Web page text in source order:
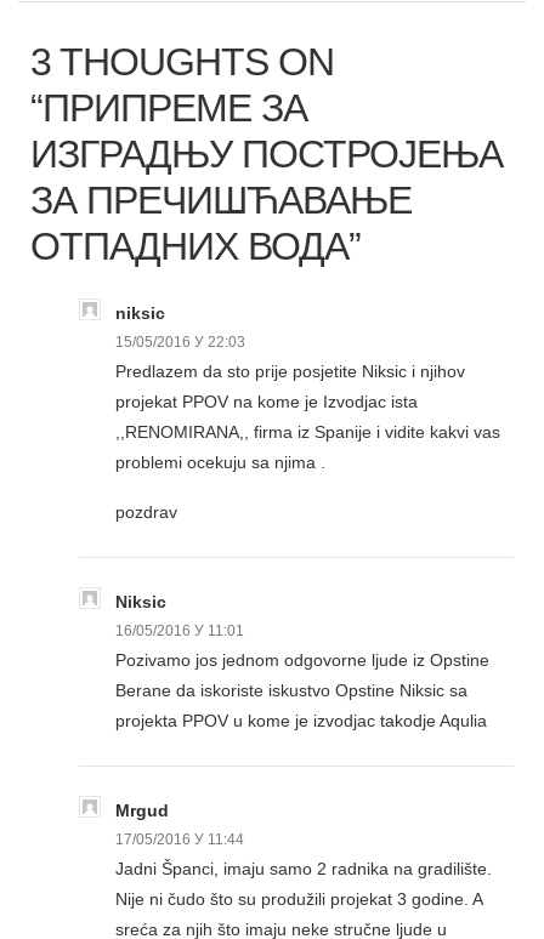
3 THOUGHTS ON
“ПРИПРЕМЕ ЗА
ИЗГРАДЊУ ПОСТРОЈЕЊА
ЗА ПРЕЧИШЋАВАЊЕ
ОТПАДНИХ ВОДА”
niksic
15/05/2016 У 22:03
Predlazem da sto prije posjetite Niksic i njihov
projekat PPOV na kome je Izvodjac ista
,,RENOMIRANA,, firma iz Spanije i vidite kakvi vas
problemi ocekuju sa njima .
pozdrav
Niksic
16/05/2016 У 11:01
Pozivamo jos jednom odgovorne ljude iz Opstine
Berane da iskoriste iskustvo Opstine Niksic sa
projekta PPOV u kome je izvodjac takodje Aqulia
Mrgud
17/05/2016 У 11:44
Jadni Španci, imaju samo 2 radnika na gradilište.
Nije ni čudo što su produžili projekat 3 godine. A
sreća za njih što imaju neke stručne ljude u